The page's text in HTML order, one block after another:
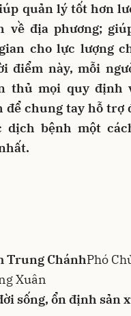
quản lý tốt hơn
về địa phương;
cho lực lượng
điểm này, mỗi
thủ mọi quy định
để chung tay hỗ trợ
dịch bệnh một
Trung ChánhPhó
Xuân
sống, ổn định sản